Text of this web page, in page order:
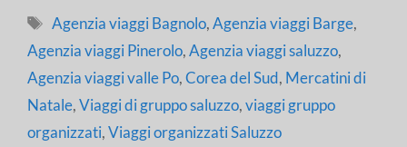
Tag
Agenzia viaggi Bagnolo,Agenzia viaggi Barge,
Agenzia viaggi Pinerolo,Agenzia viaggi saluzzo,
Agenzia viaggi valle Po,Corea del Sud, Mercatini di
Natale,Viaggi di gruppo saluzzo,viaggi gruppo
organizzati,Viaggi organizzati Saluzzo